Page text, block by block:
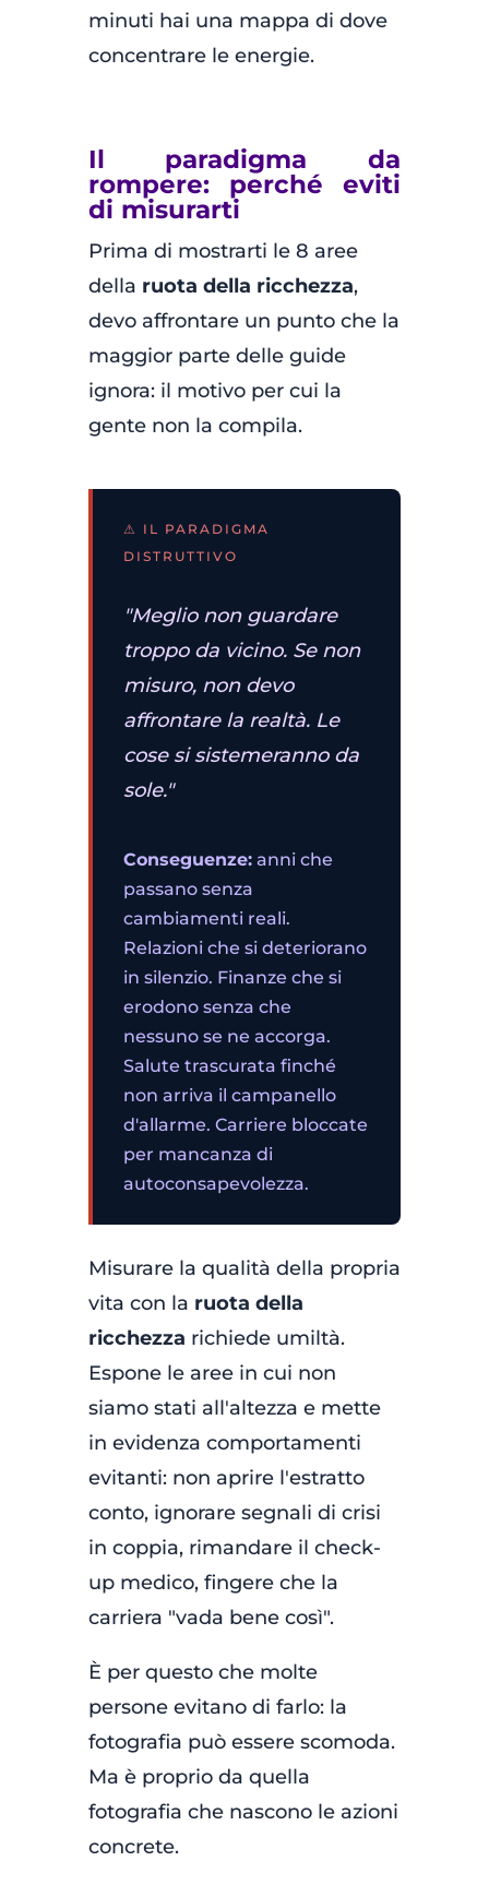
minuti hai una mappa di dove
concentrare le energie.
Il paradigma da
rompere: perché eviti
di misurarti
Prima di mostrarti le 8 aree
della ruota della ricchezza,
devo affrontare un punto che la
maggior parte delle guide
ignora: il motivo per cui la
gente non la compila.
⚠ IL PARADIGMA
DISTRUTTIVO
"Meglio non guardare
troppo da vicino. Se non
misuro, non devo
affrontare la realtà. Le
cose si sistemeranno da
sole."
Conseguenze:anni che
passano senza
cambiamenti reali.
Relazioni che si deteriorano
in silenzio. Finanze che si
erodono senza che
nessuno se ne accorga.
Salute trascurata finché
non arriva il campanello
d'allarme. Carriere bloccate
per mancanza di
autoconsapevolezza.
Misurare la qualità della propria
vita con la ruota della
ricchezza richiede umiltà.
Espone le aree in cui non
siamo stati all'altezza e mette
in evidenza comportamenti
evitanti: non aprire l'estratto
conto, ignorare segnali di crisi
in coppia, rimandare il check-
up medico, fingere che la
carriera "vada bene così".
È per questo che molte
persone evitano di farlo: la
fotografia può essere scomoda.
Ma è proprio da quella
fotografia che nascono le azioni
concrete.